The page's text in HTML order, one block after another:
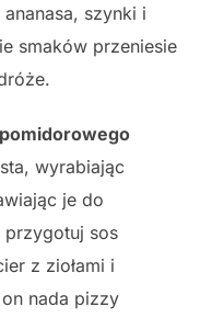
szynki i
smaków przeniesie
wyrabiając
je do
przygotuj sos
z ziołami i
nada pizzy